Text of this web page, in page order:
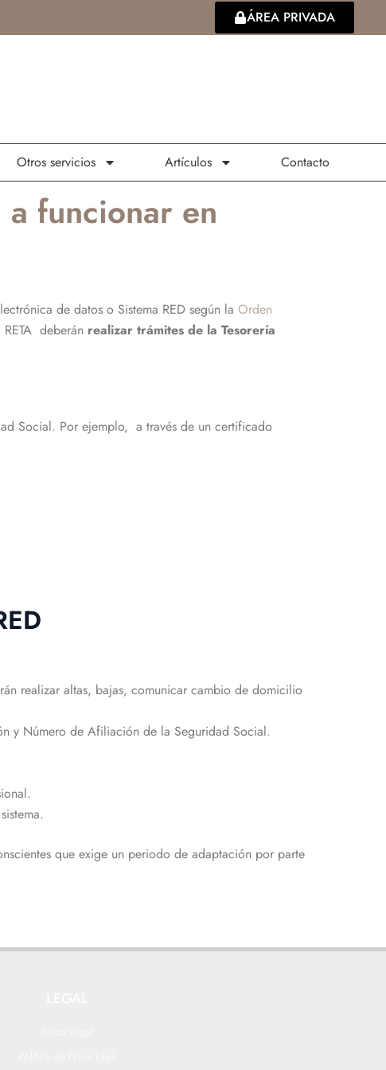
ÁREA PRIVADA
Otros servicios Artículos Contacto
a funcionar en
de datos o Sistema RED según la Orden
deberán realizar trámites de la Tesorería
Social. Por ejemplo, a través de un certificado
realizar altas, bajas, comunicar cambio de domicilio
y Número de Afiliación de la Seguridad Social.
que exige un periodo de adaptación por parte